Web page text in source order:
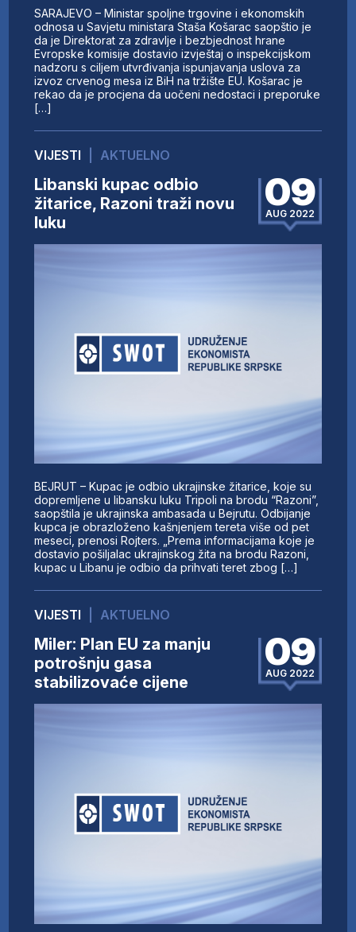
SARAJEVO – Ministar spoljne trgovine i ekonomskih
odnosa u Savjetu ministara Staša Košarac saopštio je
da je Direktorat za zdravlje i bezbjednost hrane
Evropske komisije dostavio izvještaj o inspekcijskom
nadzoru s ciljem utvrđivanja ispunjavanja uslova za
izvoz crvenog mesa iz BiH na tržište EU. Košarac je
rekao da je procjena da uočeni nedostaci i preporuke
[…]
VIJESTI AKTUELNO
Libanski kupac odbio
žitarice, Razoni traži novu
luku
09
AUG 2022
BEJRUT – Kupac je odbio ukrajinske žitarice, koje su
dopremljene u libansku luku Tripoli na brodu “Razoni”,
saopštila je ukrajinska ambasada u Bejrutu. Odbijanje
kupca je obrazloženo kašnjenjem tereta više od pet
meseci, prenosi Rojters. „Prema informacijama koje je
dostavio pošiljalac ukrajinskog žita na brodu Razoni,
kupac u Libanu je odbio da prihvati teret zbog […]
VIJESTI AKTUELNO
Miler: Plan EU za manju
potrošnju gasa
stabilizovaće cijene
09
AUG 2022